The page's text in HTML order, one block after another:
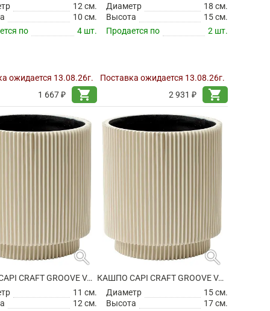
12 см.
10 см.
по
4 шт.
ожидается 13.08.26г.
1 667 ₽
shopping_cart
Диаметр
18 см.
Высота
15 см.
Продается по
2 шт.
Поставка ожидается 13.08.26г.
2 931 ₽
shopping_cart
search
КАШПО CAPI CRAFT GROOVE VASE CYLINDER BEIGE
11 см.
12 см.
search
КАШПО CAPI CRAFT GROOVE VASE CYLINDER BEIGE
Диаметр
15 см.
Высота
17 см.